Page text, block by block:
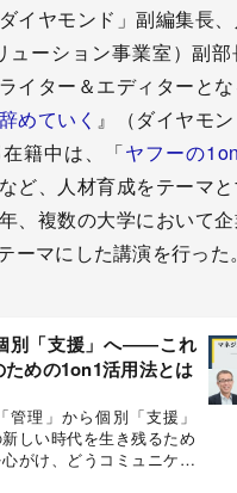
イヤモンド」副編集長
ーション事業室）副部
イター＆エディターと
めていく 』（ダイヤモン
籍中は、「ヤフーの
ど、人材育成をテーマ
、複数の大学において
ーマにした講演を行った。
別「支援」へ――これ
めの1on1活用法とは
理」から個別「支援」
しい時代を生き残るため
がけ、どうコミュニケー
いのか。1on1の最前線で